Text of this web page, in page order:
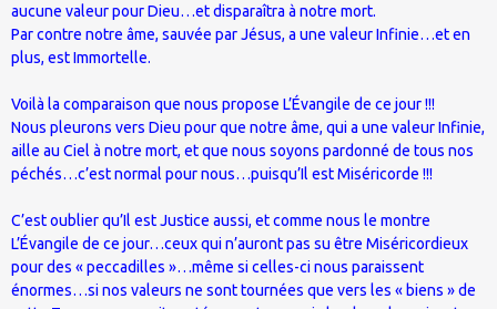
aucune valeur pour Dieu…et disparaîtra à notre mort.
Par contre notre âme, sauvée par Jésus, a une valeur Infinie…et en
plus, est Immortelle.
Voilà la comparaison que nous propose L’Évangile de ce jour !!!
Nous pleurons vers Dieu pour que notre âme, qui a une valeur Infinie,
aille au Ciel à notre mort, et que nous soyons pardonné de tous nos
péchés…c’est normal pour nous…puisqu’Il est Miséricorde !!!
C’est oublier qu’Il est Justice aussi, et comme nous le montre
L’Évangile de ce jour…ceux qui n’auront pas su être Miséricordieux
pour des « peccadilles »…même si celles-ci nous paraissent
énormes…si nos valeurs ne sont tournées que vers les « biens » de